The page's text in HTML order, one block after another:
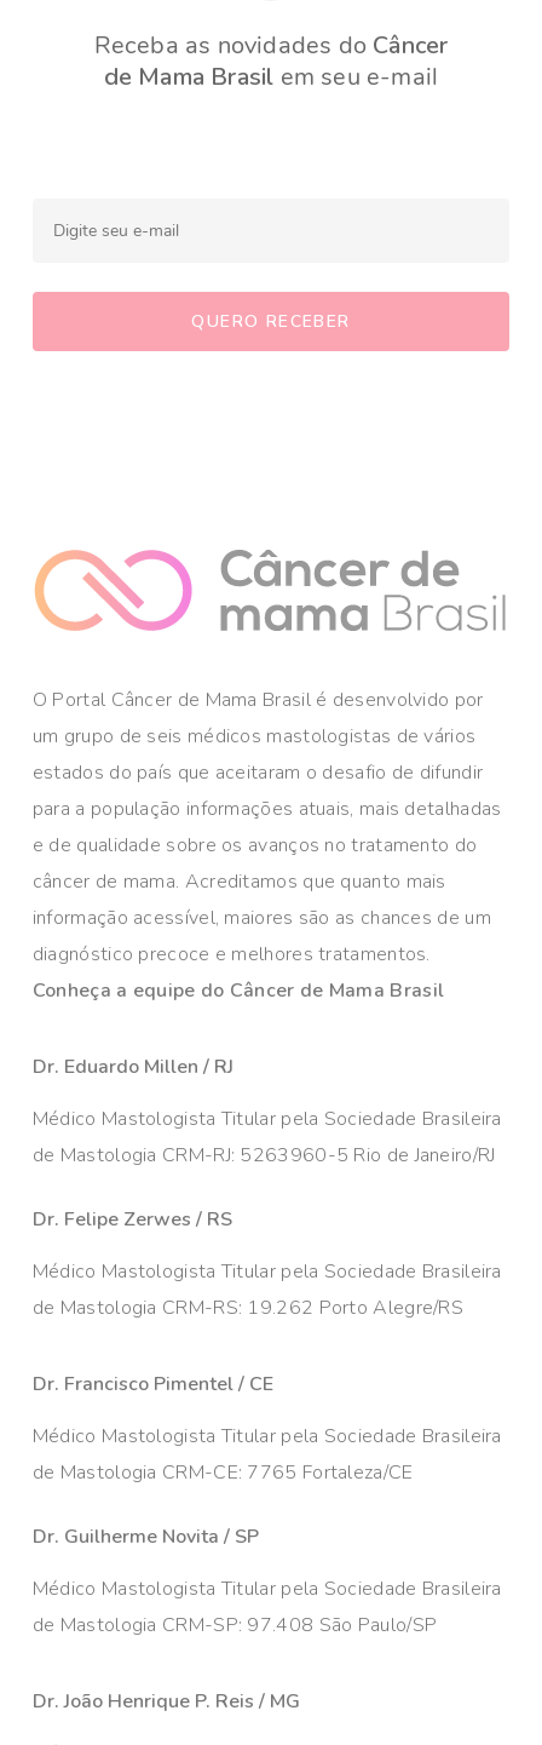
Receba as novidades do Câncer
de Mama Brasil em seu e-mail
O Portal Câncer de Mama Brasil é desenvolvido por
um grupo de seis médicos mastologistas de vários
estados do país que aceitaram o desafio de difundir
para a população informações atuais, mais detalhadas
e de qualidade sobre os avanços no tratamento do
câncer de mama. Acreditamos que quanto mais
informação acessível, maiores são as chances de um
diagnóstico precoce e melhores tratamentos.
Conheça a equipe do Câncer de Mama Brasil
Dr. Eduardo Millen / RJ
Médico Mastologista Titular pela Sociedade Brasileira
de Mastologia CRM-RJ: 5263960-5 Rio de Janeiro/RJ
Dr. Felipe Zerwes / RS
Médico Mastologista Titular pela Sociedade Brasileira
de Mastologia CRM-RS: 19.262 Porto Alegre/RS
Dr. Francisco Pimentel / CE
Médico Mastologista Titular pela Sociedade Brasileira
de Mastologia CRM-CE: 7765 Fortaleza/CE
Dr. Guilherme Novita / SP
Médico Mastologista Titular pela Sociedade Brasileira
de Mastologia CRM-SP: 97.408 São Paulo/SP
Dr. João Henrique P. Reis / MG